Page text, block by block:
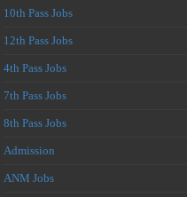
10th Pass Jobs
12th Pass Jobs
4th Pass Jobs
7th Pass Jobs
8th Pass Jobs
Admission
ANM Jobs